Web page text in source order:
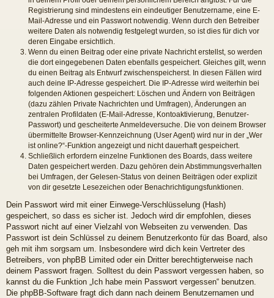
Registrierung sind mindestens ein eindeutiger Benutzername, eine E-
Mail-Adresse und ein Passwort notwendig. Wenn durch den Betreiber
weitere Daten als notwendig festgelegt wurden, so ist dies für dich vor
deren Eingabe ersichtlich.
Wenn du einen Beitrag oder eine private Nachricht erstellst, so werden
die dort eingegebenen Daten ebenfalls gespeichert. Gleiches gilt, wenn
du einen Beitrag als Entwurf zwischenspeicherst. In diesen Fällen wird
auch deine IP-Adresse gespeichert. Die IP-Adresse wird weiterhin bei
folgenden Aktionen gespeichert: Löschen und Ändern von Beiträgen
(dazu zählen Private Nachrichten und Umfragen), Änderungen an
zentralen Profildaten (E-Mail-Adresse, Kontoaktivierung, Benutzer-
Passwort) und gescheiterte Anmeldeversuche. Die von deinem Browser
übermittelte Browser-Kennzeichnung (User Agent) wird nur in der „Wer
ist online?“-Funktion angezeigt und nicht dauerhaft gespeichert.
Schließlich erfordern einzelne Funktionen des Boards, dass weitere
Daten gespeichert werden. Dazu gehören dein Abstimmungsverhalten
bei Umfragen, der Gelesen-Status von deinen Beiträgen oder explizit
von dir gesetzte Lesezeichen oder Benachrichtigungsfunktionen.
Dein Passwort wird mit einer Einwege-Verschlüsselung (Hash)
gespeichert, so dass es sicher ist. Jedoch wird dir empfohlen, dieses
Passwort nicht auf einer Vielzahl von Webseiten zu verwenden. Das
Passwort ist dein Schlüssel zu deinem Benutzerkonto für das Board, also
geh mit ihm sorgsam um. Insbesondere wird dich kein Vertreter des
Betreibers, von phpBB Limited oder ein Dritter berechtigterweise nach
deinem Passwort fragen. Solltest du dein Passwort vergessen haben, so
kannst du die Funktion „Ich habe mein Passwort vergessen“ benutzen.
Die phpBB-Software fragt dich dann nach deinem Benutzernamen und